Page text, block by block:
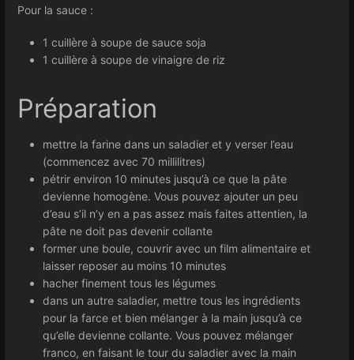
Pour la sauce :
1 cuillère à soupe de sauce soja
1 cuillère à soupe de vinaigre de riz
Préparation
mettre la farine dans un saladier et y verser l’eau
(commencez avec 70 millilitres)
pétrir environ 10 minutes jusqu’à ce que la pâte
devienne homogène. Vous pouvez ajouter un peu
d’eau s’il n’y en a pas assez mais faites attentien, la
pâte ne doit pas devenir collante
former une boule, couvrir avec un film alimentaire et
laisser reposer au moins 10 minutes
hacher finement tous les légumes
dans un autre saladier, mettre tous les ingrédients
pour la farce et bien mélanger à la main jusqu’à ce
qu’elle devienne collante. Vous pouvez mélanger
franco, en faisant le tour du saladier avec la main